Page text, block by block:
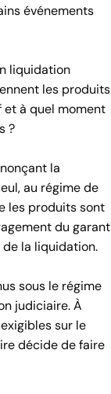
événements
liquidation
les produits
et à quel moment
?
la
au régime de
les produits sont
du garant
la liquidation.
sous le régime
judiciaire. À
sur le
décide de faire